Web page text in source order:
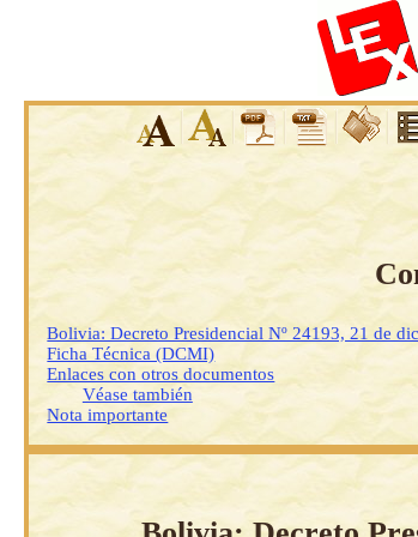
Bolivia: Decreto Presidencial Nº 24193, 21 de
Ficha Técnica (DCMI)
Enlaces con otros documentos
Véase también
Nota importante